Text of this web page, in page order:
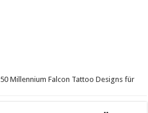
50 Millennium Falcon Tattoo Designs für